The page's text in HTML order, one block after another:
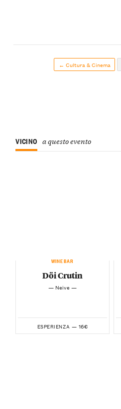
← Cultura & Cinema
VICINO a questo evento
WINEBAR
Döi Crutin
— Neive —
ESPERIENZA — 16€